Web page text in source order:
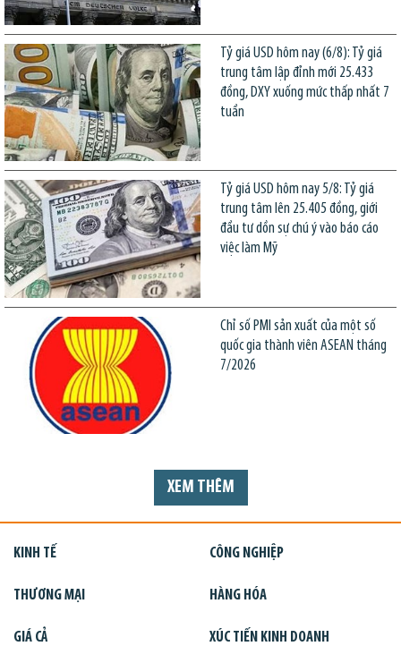
Tỷ giá USD hôm nay (6/8): Tỷ giá
trung tâm lập đỉnh mới 25.433
đồng, DXY xuống mức thấp nhất 7
tuần
Tỷ giá USD hôm nay 5/8: Tỷ giá
trung tâm lên 25.405 đồng, giới
đầu tư dồn sự chú ý vào báo cáo
việc làm Mỹ
Chỉ số PMI sản xuất của một số
quốc gia thành viên ASEAN tháng
7/2026
XEM THÊM
KINH TẾ CÔNG NGHIỆP
THƯƠNG MẠI HÀNG HÓA
GIÁ CẢ XÚC TIẾN KINH DOANH